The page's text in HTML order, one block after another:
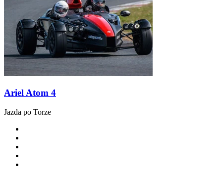
Ariel Atom 4
Jazda po Torze